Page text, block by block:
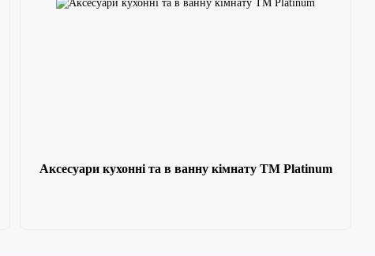
Аксесуари кухонні та в ванну кімнату ТМ Platinum